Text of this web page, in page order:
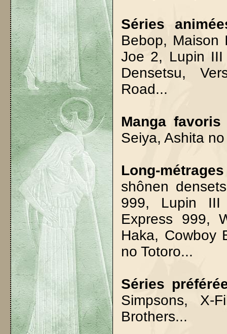
Séries
Bebop, Maison
Joe 2, Lupin III
Densetsu,
Road...
Manga favoris
Seiya, Ashita
Long-
shônen
999, Lupin III
Express 999,
Haka, Cowboy
no Totoro...
Séries
Simpsons, X-
Brothers...